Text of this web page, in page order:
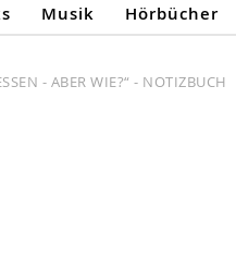
Musik Hörbücher
- ABER WIE?“ - NOTIZBUCH